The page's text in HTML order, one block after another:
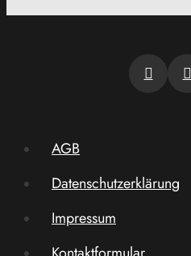
AGB
Datenschutzerklärung
Impressum